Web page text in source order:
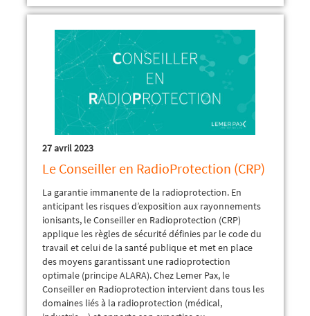
27 avril 2023
Le Conseiller en RadioProtection (CRP)
La garantie immanente de la radioprotection. En
anticipant les risques d’exposition aux rayonnements
ionisants, le Conseiller en Radioprotection (CRP)
applique les règles de sécurité définies par le code du
travail et celui de la santé publique et met en place
des moyens garantissant une radioprotection
optimale (principe ALARA). Chez Lemer Pax, le
Conseiller en Radioprotection intervient dans tous les
domaines liés à la radioprotection (médical,